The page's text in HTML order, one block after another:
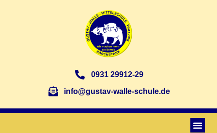
0931 29912-29
info@gustav-walle-schule.de